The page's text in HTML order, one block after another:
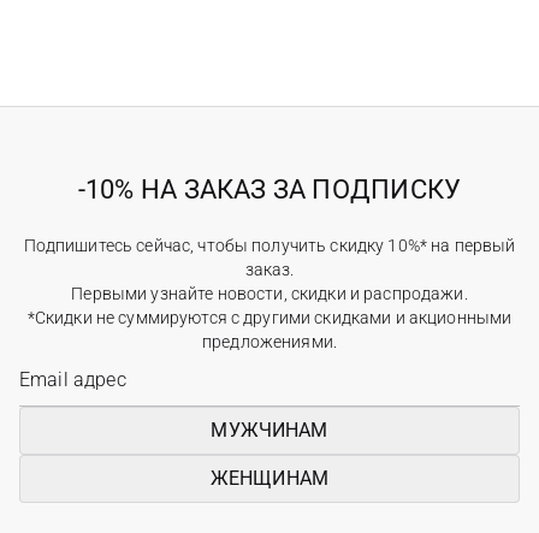
-10% НА ЗАКАЗ ЗА ПОДПИСКУ
Подпишитесь сейчас, чтобы получить скидку 10%* на первый
заказ.
Первыми узнайте новости, скидки и распродажи.
*Скидки не суммируются с другими скидками и акционными
предложениями.
МУЖЧИНАМ
ЖЕНЩИНАМ